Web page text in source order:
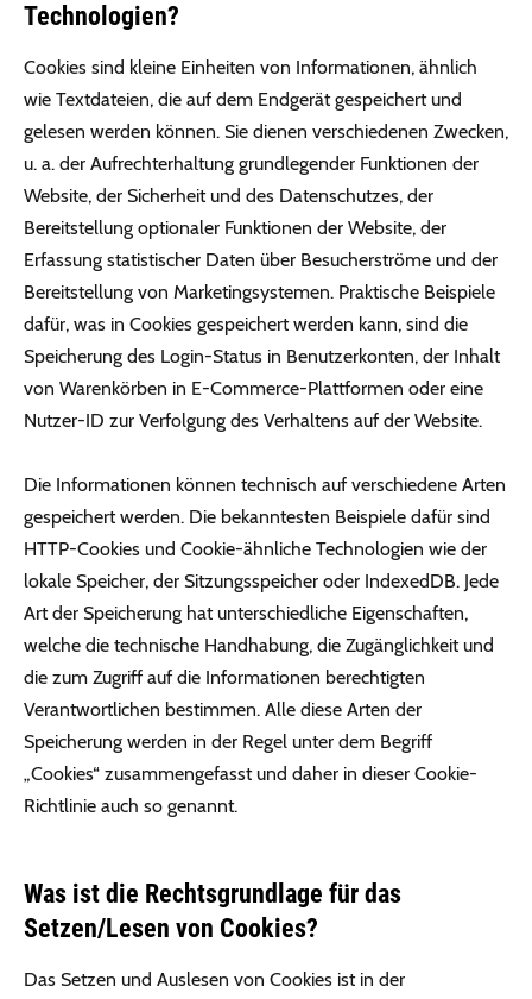
Technologien?
Cookies sind kleine Einheiten von Informationen, ähnlich
wie Textdateien, die auf dem Endgerät gespeichert und
gelesen werden können. Sie dienen verschiedenen Zwecken,
u. a. der Aufrechterhaltung grundlegender Funktionen der
Website, der Sicherheit und des Datenschutzes, der
Bereitstellung optionaler Funktionen der Website, der
Erfassung statistischer Daten über Besucherströme und der
Bereitstellung von Marketingsystemen. Praktische Beispiele
dafür, was in Cookies gespeichert werden kann, sind die
Speicherung des Login-Status in Benutzerkonten, der Inhalt
von Warenkörben in E-Commerce-Plattformen oder eine
Nutzer-ID zur Verfolgung des Verhaltens auf der Website.
Die Informationen können technisch auf verschiedene Arten
gespeichert werden. Die bekanntesten Beispiele dafür sind
HTTP-Cookies und Cookie-ähnliche Technologien wie der
lokale Speicher, der Sitzungsspeicher oder IndexedDB. Jede
Art der Speicherung hat unterschiedliche Eigenschaften,
welche die technische Handhabung, die Zugänglichkeit und
die zum Zugriff auf die Informationen berechtigten
Verantwortlichen bestimmen. Alle diese Arten der
Speicherung werden in der Regel unter dem Begriff
„Cookies“ zusammengefasst und daher in dieser Cookie-
Richtlinie auch so genannt.
Was ist die Rechtsgrundlage für das
Setzen/Lesen von Cookies?
Das Setzen und Auslesen von Cookies ist in der